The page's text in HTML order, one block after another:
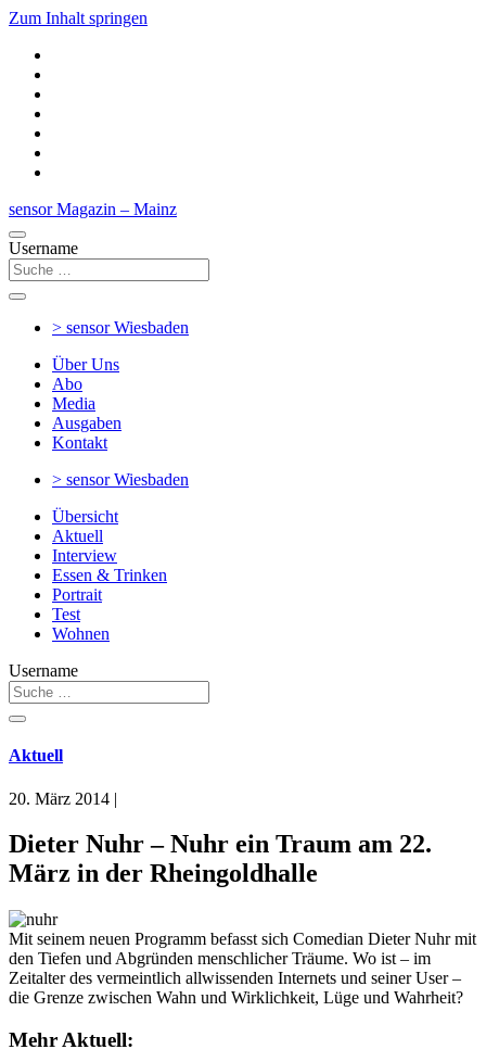
Zum Inhalt springen
sensor Magazin – Mainz
Username
> sensorWiesbaden
Über Uns
Abo
Media
Ausgaben
Kontakt
> sensorWiesbaden
Übersicht
Aktuell
Interview
Essen & Trinken
Portrait
Test
Wohnen
Username
Aktuell
20. März 2014 |
Dieter Nuhr – Nuhr ein Traum am 22.
März in der Rheingoldhalle
Mit seinem neuen Programm befasst sich Comedian Dieter Nuhr mit
den Tiefen und Abgründen menschlicher Träume. Wo ist – im
Zeitalter des vermeintlich allwissenden Internets und seiner User –
die Grenze zwischen Wahn und Wirklichkeit, Lüge und Wahrheit?
Mehr Aktuell: